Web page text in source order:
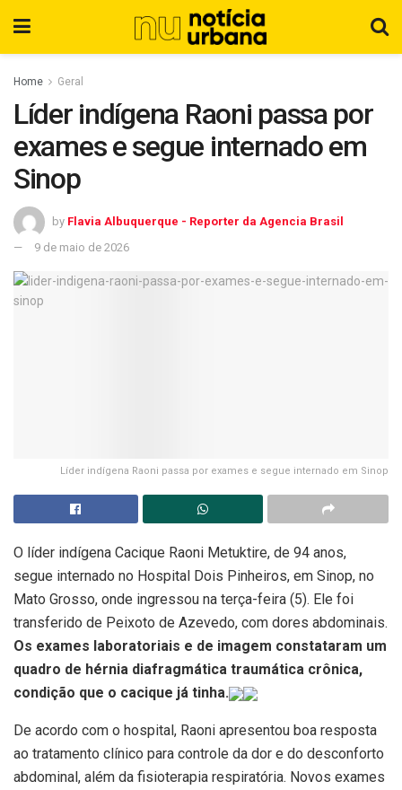
Home Geral
Líder indígena Raoni passa por
exames e segue internado em
Sinop
by Flavia Albuquerque - Reporter da Agencia Brasil
9 de maio de 2026
Líder indígena Raoni passa por exames e segue internado em Sinop
O líder indígena Cacique Raoni Metuktire, de 94 anos,
segue internado no Hospital Dois Pinheiros, em Sinop, no
Mato Grosso, onde ingressou na terça-feira (5). Ele foi
transferido de Peixoto de Azevedo, com dores abdominais.
Os exames laboratoriais e de imagem constataram um
quadro de hérnia diafragmática traumática crônica,
condição que o cacique já tinha.
De acordo com o hospital, Raoni apresentou boa resposta
ao tratamento clínico para controle da dor e do desconforto
abdominal, além da fisioterapia respiratória. Novos exames